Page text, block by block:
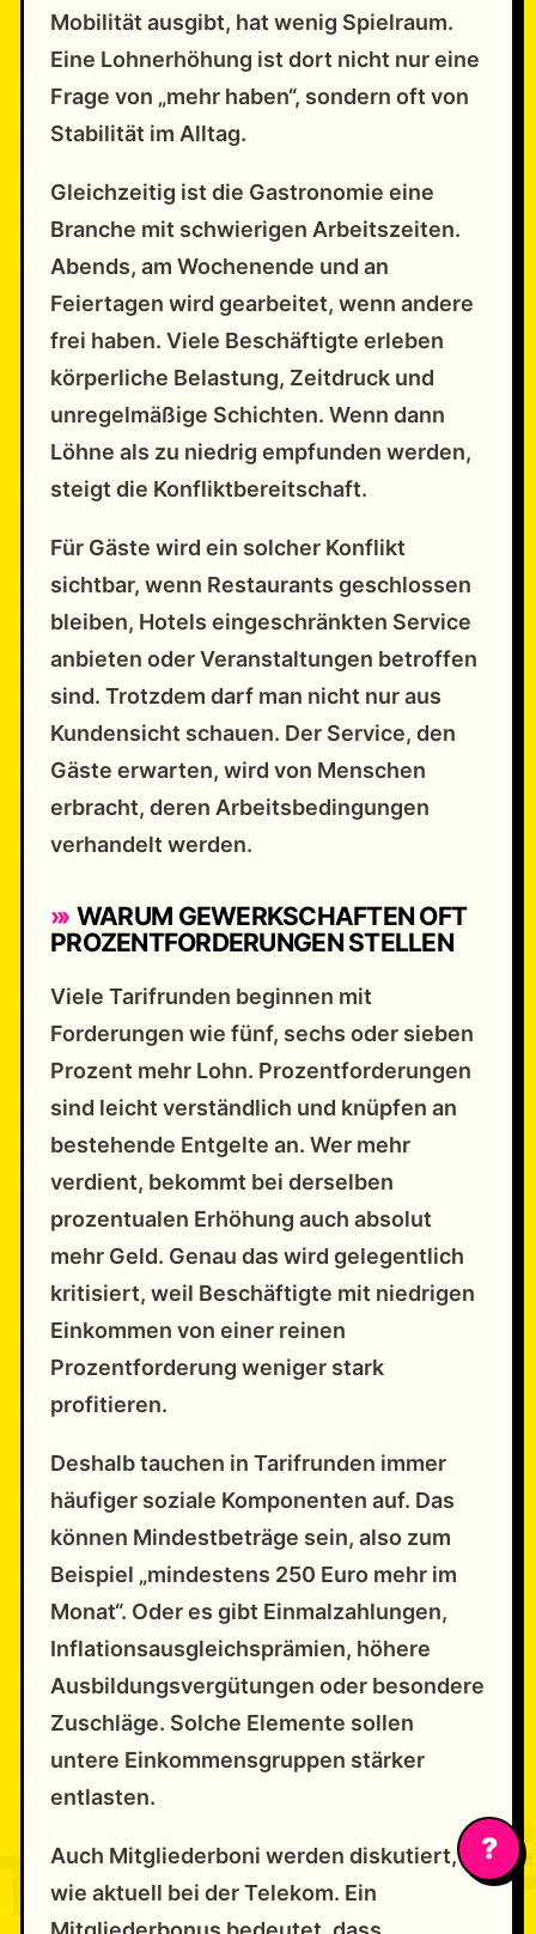
Mobilität ausgibt, hat wenig Spielraum.
Eine Lohnerhöhung ist dort nicht nur eine
Frage von „mehr haben“, sondern oft von
Stabilität im Alltag.
Gleichzeitig ist die Gastronomie eine
Branche mit schwierigen Arbeitszeiten.
Abends, am Wochenende und an
Feiertagen wird gearbeitet, wenn andere
frei haben. Viele Beschäftigte erleben
körperliche Belastung, Zeitdruck und
unregelmäßige Schichten. Wenn dann
Löhne als zu niedrig empfunden werden,
steigt die Konfliktbereitschaft.
Für Gäste wird ein solcher Konflikt
sichtbar, wenn Restaurants geschlossen
bleiben, Hotels eingeschränkten Service
anbieten oder Veranstaltungen betroffen
sind. Trotzdem darf man nicht nur aus
Kundensicht schauen. Der Service, den
Gäste erwarten, wird von Menschen
erbracht, deren Arbeitsbedingungen
verhandelt werden.
WARUM GEWERKSCHAFTEN OFT
PROZENTFORDERUNGEN STELLEN
Viele Tarifrunden beginnen mit
Forderungen wie fünf, sechs oder sieben
Prozent mehr Lohn. Prozentforderungen
sind leicht verständlich und knüpfen an
bestehende Entgelte an. Wer mehr
verdient, bekommt bei derselben
prozentualen Erhöhung auch absolut
mehr Geld. Genau das wird gelegentlich
kritisiert, weil Beschäftigte mit niedrigen
Einkommen von einer reinen
Prozentforderung weniger stark
profitieren.
Deshalb tauchen in Tarifrunden immer
häufiger soziale Komponenten auf. Das
können Mindestbeträge sein, also zum
Beispiel „mindestens 250 Euro mehr im
Monat“. Oder es gibt Einmalzahlungen,
Inflationsausgleichsprämien, höhere
Ausbildungsvergütungen oder besondere
Zuschläge. Solche Elemente sollen
untere Einkommensgruppen stärker
entlasten.
Auch Mitgliederboni werden diskutiert,
wie aktuell bei der Telekom. Ein
?